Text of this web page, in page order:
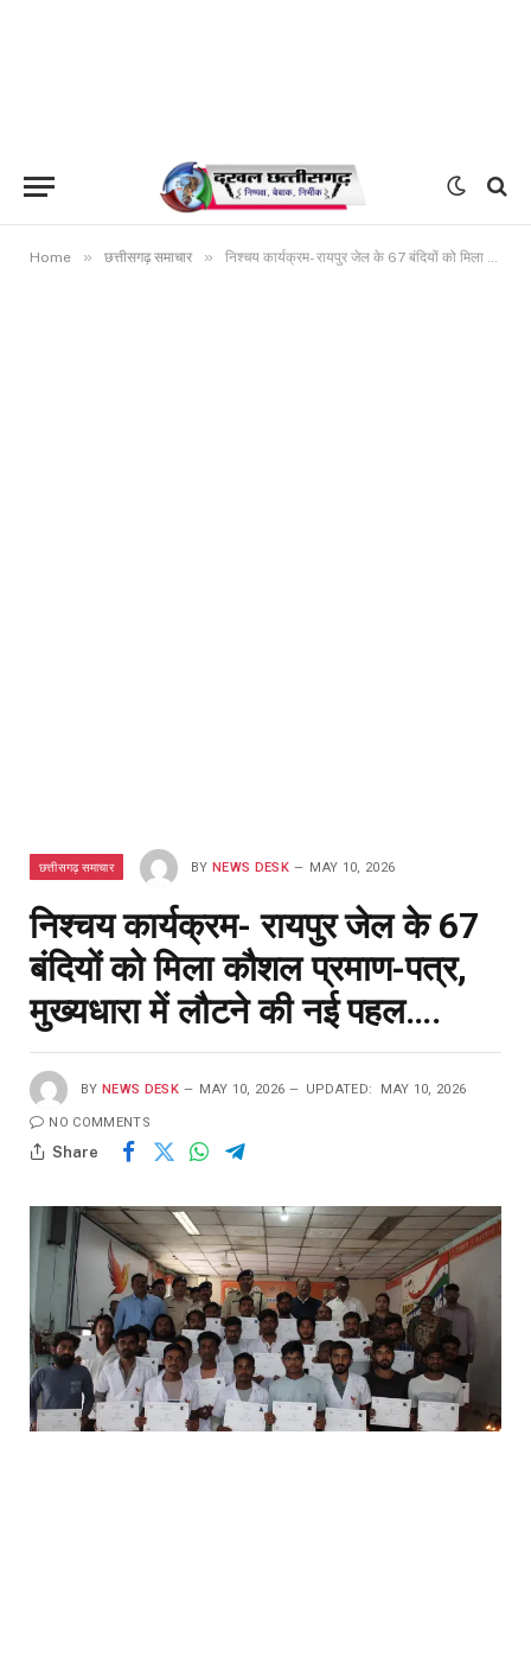
Home » छत्तीसगढ़ समाचार » निश्चय कार्यक्रम- रायपुर जेल के 67 बंदियों को मिला कौशल प्रमाण-पत्र, मुख्यधारा में लौटने की नई पहल….
छत्तीसगढ़ समाचार BY NEWS DESK MAY 10, 2026
निश्चय कार्यक्रम- रायपुर जेल के 67
बंदियों को मिला कौशल प्रमाण-पत्र,
मुख्यधारा में लौटने की नई पहल….
BY NEWS DESK MAY 10, 2026 UPDATED: MAY 10, 2026
NO COMMENTS
Share